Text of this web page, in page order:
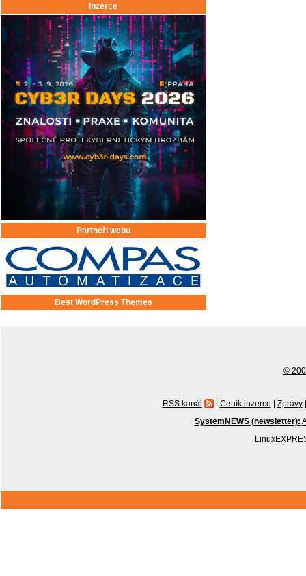
Inzerce
Partneři webu
Best WordPress Themes
©
RSS kanál | Ceník inzerce | Zprávy |
SystemNEWS (newsletter):